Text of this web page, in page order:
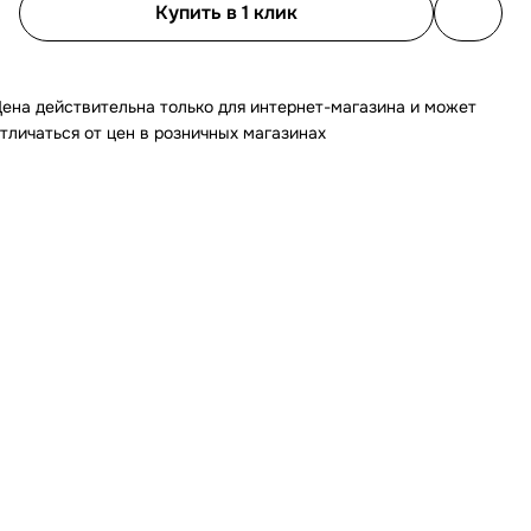
Купить в 1 клик
действительна только для интернет-магазина и может
от цен в розничных магазинах